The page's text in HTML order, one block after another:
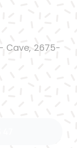
Cave, 2675-